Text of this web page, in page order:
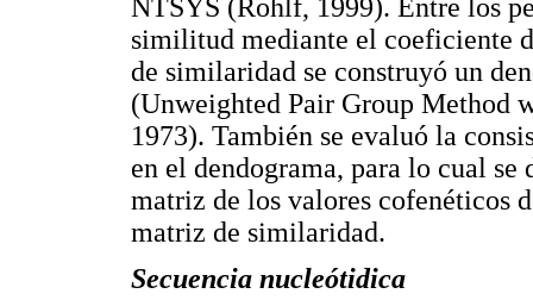
NTSYS (Rohlf, 1999). Entre los
similitud mediante el coeficiente
de similaridad se construyó un
(Unweighted Pair Group Method
1973). También se evaluó la
en el dendograma, para lo cual
matriz de los valores cofenéticos
matriz de similaridad.
Secuencia nucleótidica